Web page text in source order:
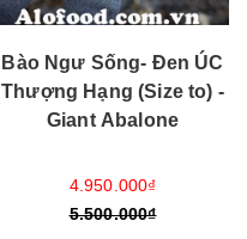
Bào Ngư Sống- Đen ÚC
Thượng Hạng (Size to) -
Giant Abalone
4.950.000₫
5.500.000₫